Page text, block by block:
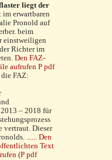
liegt der
im erwartbaren
Pronold auf
beim
einst­weiligen
Richter im
Den FAZ-
aufrufen P pdf
FAZ:
– 2018 für
vertraut. Dieser
...... Den
Text
(P pdf